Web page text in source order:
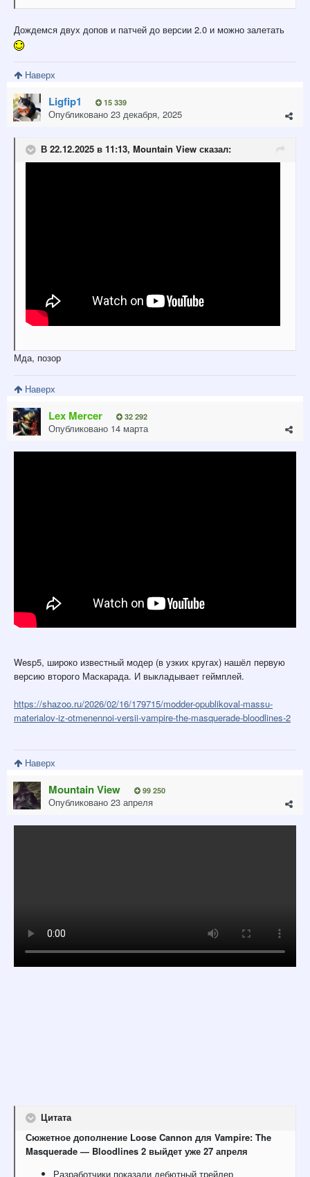
Дождемся двух допов и патчей до версии 2.0 и можно залетать
Наверх
Ligfip1 15 339
Опубликовано 23 декабря, 2025
В 22.12.2025 в 11:13, Mountain View сказал:
Мда, позор
Наверх
Lex Mercer 32 292
Опубликовано 14 марта
Wesp5, широко известный модер (в узких кругах) нашёл первую
версию второго Маскарада. И выкладывает геймплей.
https://shazoo.ru/2026/02/16/179715/modder-opublikoval-massu-
materialov-iz-otmenennoi-versii-vampire-the-masquerade-bloodlines-2
Наверх
Mountain View 99 250
Опубликовано 23 апреля
Цитата
Сюжетное дополнение Loose Cannon для Vampire: The
Masquerade — Bloodlines 2 выйдет уже 27 апреля
Разработчики показали дебютный трейлер